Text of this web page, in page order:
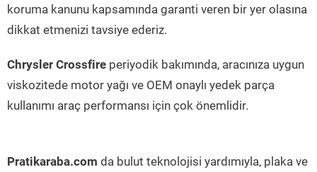
koruma kanunu kapsamında garanti veren bir yer olasına
dikkat etmenizi tavsiye ederiz.
Chrysler Crossfire periyodik bakımında, aracınıza uygun
viskozitede motor yağı ve OEM onaylı yedek parça
kullanımı araç performansı için çok önemlidir.
Pratikaraba.com da bulut teknolojisi yardımıyla, plaka ve